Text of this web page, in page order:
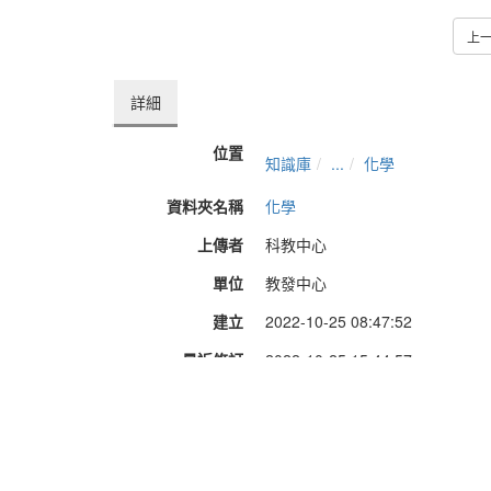
上
詳細
位置 知識庫 ...
化學
資料夾名稱
化學
上傳者
科教中心
單位
教發中心
建立
2022-10-25 08:47:52
最近修訂
2022-10-25 15:44:57